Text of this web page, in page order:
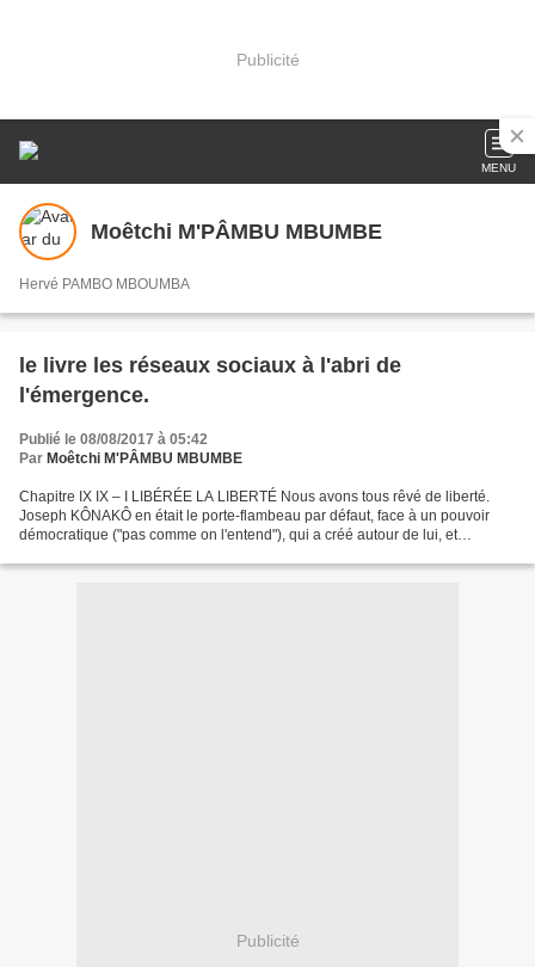
Publicité
MENU
Moêtchi M'PÂMBU MBUMBE
Hervé PAMBO MBOUMBA
le livre les réseaux sociaux à l'abri de
l'émergence.
Publié le 08/08/2017 à 05:42
Par Moêtchi M'PÂMBU MBUMBE
Chapitre IX IX – I LIBÉRÉE LA LIBERTÉ Nous avons tous rêvé de liberté.
Joseph KÔNAKÔ en était le porte-flambeau par défaut, face à un pouvoir
démocratique ("pas comme on l'entend"), qui a créé autour de lui, et
Publicité